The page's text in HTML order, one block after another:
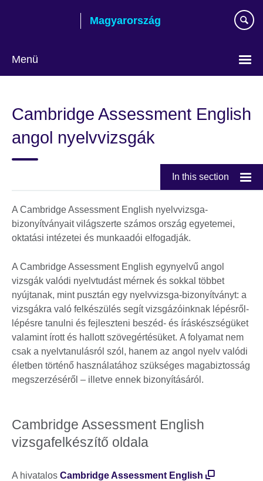
Magyarország
Menü
Cambridge Assessment English
angol nyelvvizsgák
In this section
A Cambridge Assessment English nyelvvizsga-
bizonyítványait világszerte számos ország egyetemei,
oktatási intézetei és munkaadói elfogadják.
A Cambridge Assessment English egynyelvű angol
vizsgák valódi nyelvtudást mérnek és sokkal többet
nyújtanak, mint pusztán egy nyelvvizsga-bizonyítványt: a
vizsgákra való felkészülés segít vizsgázóinknak lépésről-
lépésre tanulni és fejleszteni beszéd- és íráskészségüket
valamint írott és hallott szövegértésüket. A folyamat nem
csak a nyelvtanulásról szól, hanem az angol nyelv valódi
életben történő használatához szükséges magabiztosság
megszerzéséről – illetve ennek bizonyításáról.
Cambridge Assessment English
vizsgafelkészítő oldala
A hivatalos Cambridge Assessment English